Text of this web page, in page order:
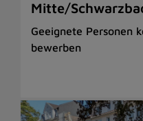
Mitte/
Geeignete Personen
bewerben